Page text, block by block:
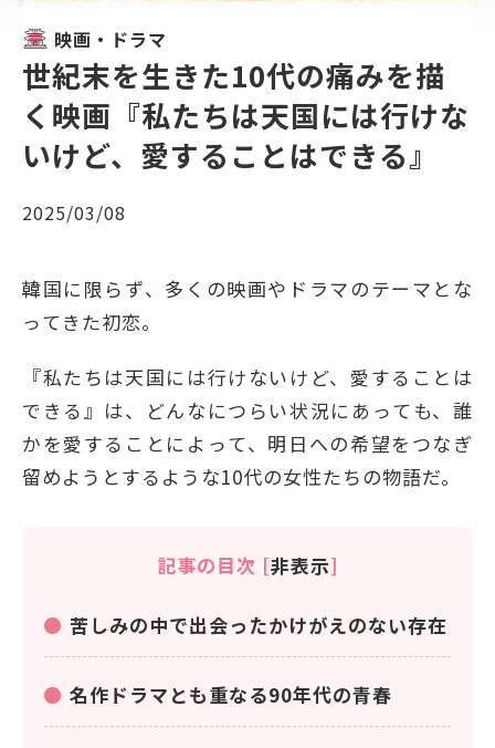
映画・ドラマ
世紀末を生きた10代の痛みを描
く映画『私たちは天国には行けな
いけど、愛することはできる』
2025/03/08
韓国に限らず、多くの映画やドラマのテーマとな
ってきた初恋。
『私たちは天国には行けないけど、愛することは
できる』は、どんなにつらい状況にあっても、誰
かを愛することによって、明日への希望をつなぎ
留めようとするような10代の女性たちの物語だ。
記事の目次 [非表示]
苦しみの中で出会ったかけがえのない存在
名作ドラマとも重なる90年代の青春